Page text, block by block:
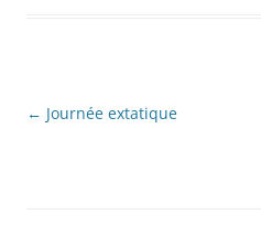
Navigation
← Journée extatique